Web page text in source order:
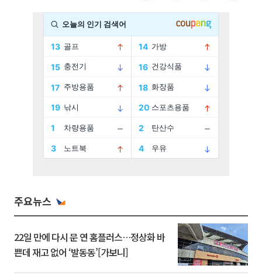
주요뉴스
22일 만에 다시 문 연 홈플러스…정상화 바
쁜데 재고 없어 ‘발동동’[가보니]